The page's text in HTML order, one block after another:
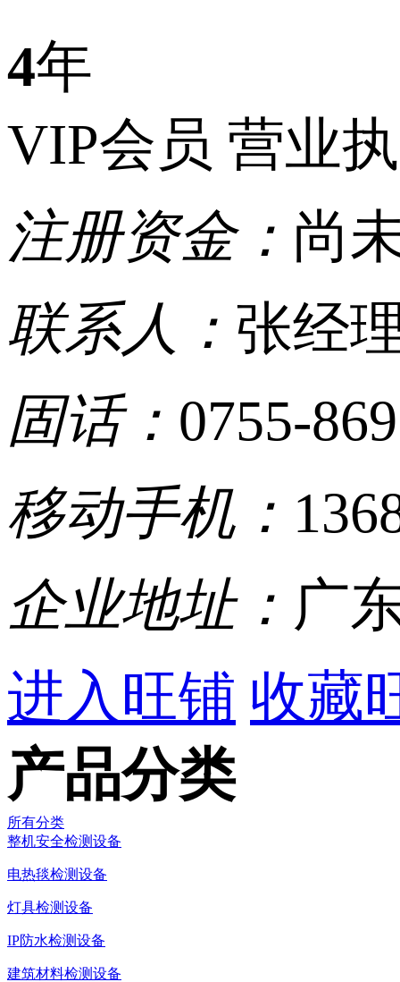
4年
VIP会员 营业
注册资金： 尚
联系人： 张经
固话： 0755-
移动手机：
企业地址： 广
进入旺铺 收藏
产品分类
所有分类
整机安全检测设备
电热毯检测设备
灯具检测设备
IP防水检测设备
建筑材料检测设备